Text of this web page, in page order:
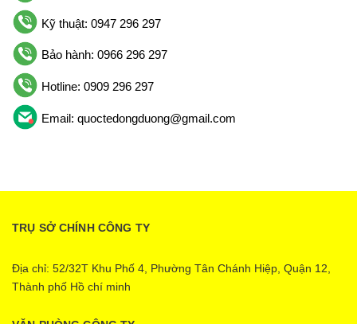
Kỹ thuật: 0947 296 297
Bảo hành: 0966 296 297
Hotline: 0909 296 297
Email: quoctedongduong@gmail.com
TRỤ SỞ CHÍNH CÔNG TY
Địa chỉ: 52/32T Khu Phố 4, Phường Tân Chánh Hiệp, Quận 12,
Thành phố Hồ chí minh